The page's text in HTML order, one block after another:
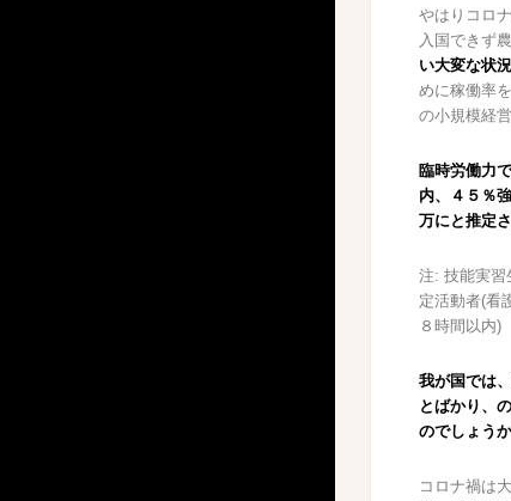
やはりコロ
入国できず
い大変な状
めに稼働率
の小規模経
臨時労働力
内、４５％
万にと推定
注: 技能実習
定活動者(看
８時間以内)
我が国では
とばかり、
のでしょう
コロナ禍は